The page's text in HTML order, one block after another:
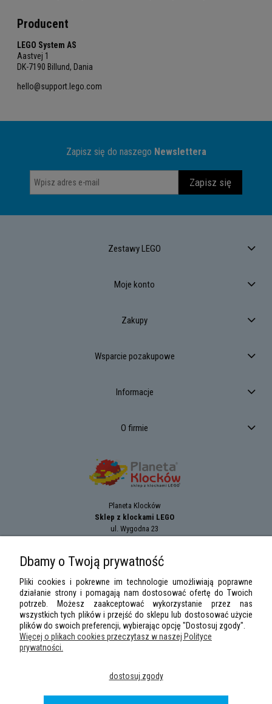
Producent
LEGO System AS
Aastvej 1
DK-7190 Billund, Dania
hello@support.lego.com
Zapisz się do naszego Newslettera
Zapisz się
Zestawy LEGO
Moje konto
Zakupy
Wsparcie pozakupowe
Informacje
O firmie
Planeta Klocków
Sklep z klockami LEGO
ul. Wygodna 23
e-mail:sklep@planetaklockow.pl
,LEGO Ninjago,Minifigures, Harry Potter
Dbamy o Twoją prywatność
Pliki cookies i pokrewne im technologie umożliwiają poprawne
działanie strony i pomagają nam dostosować ofertę do Twoich
potrzeb. Możesz zaakceptować wykorzystanie przez nas
wszystkich tych plików i przejść do sklepu lub dostosować użycie
plików do swoich preferencji, wybierając opcję "Dostosuj zgody".
Więcej o plikach cookies przeczytasz w naszej Polityce
prywatności.
dostosuj zgody